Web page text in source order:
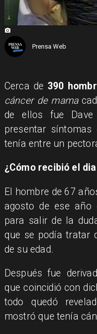
Prensa Web
Cerca de 390
cáncer de mama
de ellos fue Dave
presentar
tenía entre un
¿Cómo recibió el
El hombre de 67
agosto de ese año
para salir de la
que se podía tratar
de su edad.
Después fue
que coincidió con
todo quedó
mostró que tenía